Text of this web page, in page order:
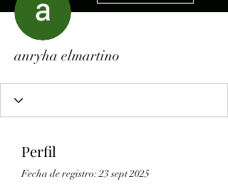
anryha elmartino
Perfil
Fecha de registro: 23 sept 2025